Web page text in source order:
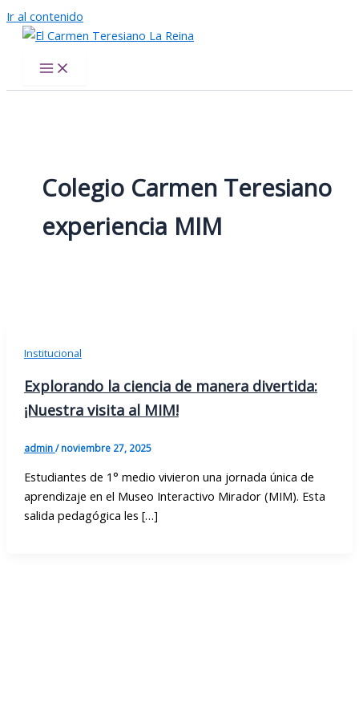
Ir al contenido
Colegio Carmen Teresiano
experiencia MIM
Institucional
Explorando la ciencia de manera divertida:
¡Nuestra visita al MIM!
admin/noviembre 27, 2025
Estudiantes de 1° medio vivieron una jornada única de
aprendizaje en el Museo Interactivo Mirador (MIM). Esta
salida pedagógica les […]